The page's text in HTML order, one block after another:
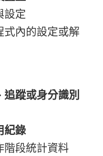
設定
式內的設定或解
蹤或身分識別
紀錄
階段統計資料